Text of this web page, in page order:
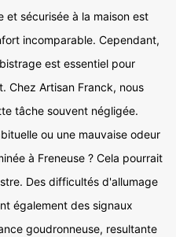
et sécurisée à la maison est
incomparable. Cependant,
est essentiel pour
Chez Artisan Franck, nous
tâche souvent négligée.
ou une mauvaise odeur
à Freneuse ? Cela pourrait
Des difficultés d'allumage
également des signaux
goudronneuse, resultante